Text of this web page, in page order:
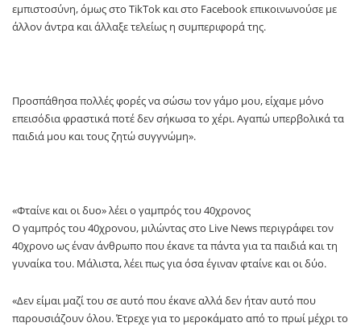
εμπιστοσύνη, όμως στο TikTok και στο Facebook επικοινωνούσε με
άλλον άντρα και άλλαξε τελείως η συμπεριφορά της.
Προσπάθησα πολλές φορές να σώσω τον γάμο μου, είχαμε μόνο
επεισόδια φραστικά ποτέ δεν σήκωσα το χέρι. Αγαπώ υπερβολικά τα
παιδιά μου και τους ζητώ συγγνώμη».
«Φταίνε και οι δυο» λέει ο γαμπρός του 40χρονος
Ο γαμπρός του 40χρονου, μιλώντας στο Live News περιγράφει τον
40χρονο ως έναν άνθρωπο που έκανε τα πάντα για τα παιδιά και τη
γυναίκα του. Μάλιστα, λέει πως για όσα έγιναν φταίνε και οι δύο.
«Δεν είμαι μαζί του σε αυτό που έκανε αλλά δεν ήταν αυτό που
παρουσιάζουν όλου. Έτρεχε για το μεροκάματο από το πρωί μέχρι το